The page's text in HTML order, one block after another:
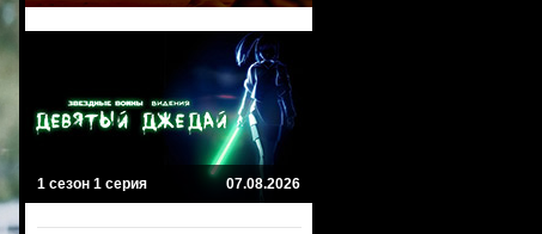
1 сезон 1 серия 07.08.2026